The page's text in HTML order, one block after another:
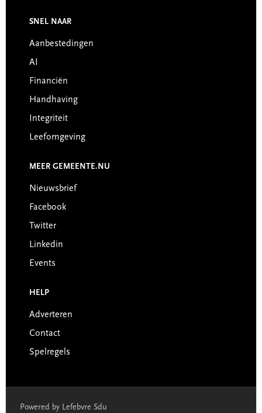
Footer
SNEL NAAR
Aanbestedingen
AI
Financiën
Handhaving
Integriteit
Leefomgeving
MEER GEMEENTE.NU
Nieuwsbrief
Facebook
Twitter
Linkedin
Events
HELP
Adverteren
Contact
Spelregels
Powered by Lefebvre Sdu